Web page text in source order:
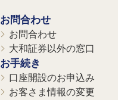
お問合わせ
お問合わせ
大和証券以外の窓口
お手続き
口座開設のお申込み
お客さま情報の変更